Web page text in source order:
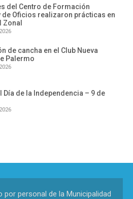
del Centro de Formación
de Oficios realizaron prácticas en
Zonal
de cancha en el Club Nueva
Palermo
Día de la Independencia – 9 de
por personal de la Municipalidad